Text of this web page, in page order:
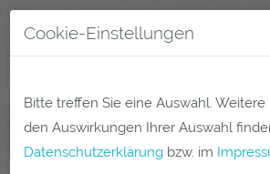
Cookie-Einstellungen
Bitte treffen Sie eine Auswahl.
den Auswirkungen Ihrer Auswahl
Datenschutzerklärung bzw. im